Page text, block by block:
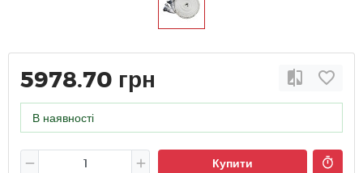
5978.70 грн
В наявності
Купити